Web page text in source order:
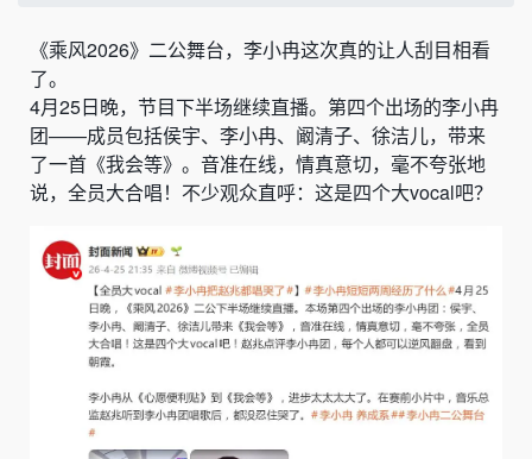
《乘风2026》二公舞台，李小冉这次真的让人刮目相看
了。
4月25日晚，节目下半场继续直播。第四个出场的李小冉
团——成员包括侯宇、李小冉、阚清子、徐洁儿，带来
了一首《我会等》。音准在线，情真意切，毫不夸张地
说，全员大合唱！不少观众直呼：这是四个大vocal吧？